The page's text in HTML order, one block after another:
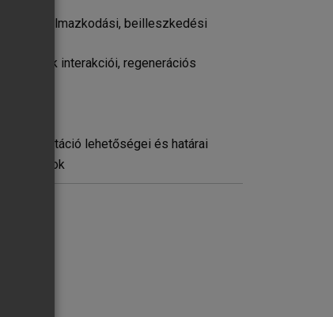
alkalmazkodási, beilleszkedési
interakciói, regenerációs
rehabilitáció lehetőségei és határai